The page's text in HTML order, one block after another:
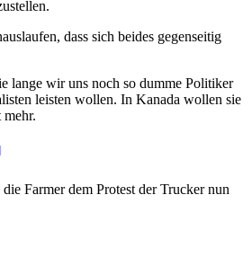
dass sich beides gegenseitig
lange wir uns noch so dumme Politiker
leisten wollen. In Kanada wollen sie
mehr.
Farmer dem Protest der Trucker nun